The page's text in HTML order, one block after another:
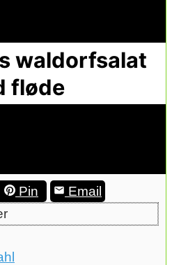
waldorfsalat
fløde
Pin
Email